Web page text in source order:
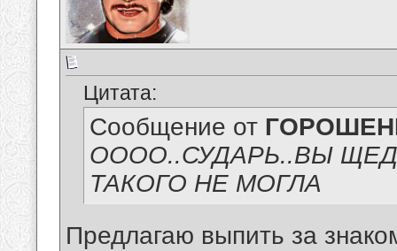
Цитата:
Сообщение от
ОООО..СУДАРЬ..ВЫ
ТАКОГО НЕ МОГЛА
Предлагаю выпить за